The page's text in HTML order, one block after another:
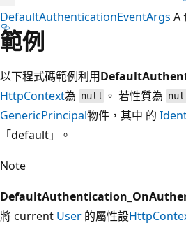
DefaultAuthenticationEventArgs A
範例
以下程式碼範例利用
HttpContext為 null 。 若性質為
GenericPrincipal物件，其中 的
「default」。
Note
將 current User 的屬性設